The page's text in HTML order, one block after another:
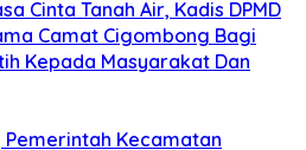
Cinta Tanah Air, Kadis DPMD
Camat Cigombong Bagi
Kepada Masyarakat Dan
Pemerintah Kecamatan